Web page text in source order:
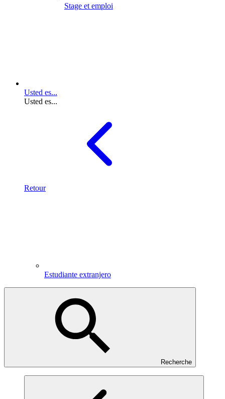
Stage et emploi
Usted es...
Usted es...
Retour
Estudiante extranjero
Recherche